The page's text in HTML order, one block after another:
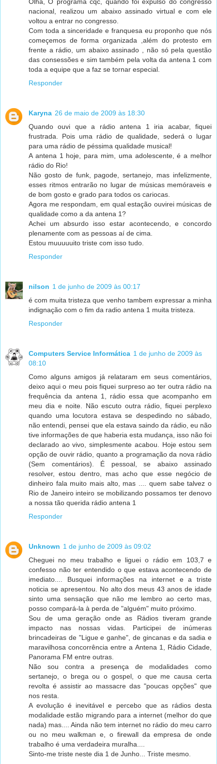
Olha, O programa cqc, quando foi expulso do congresso
nacional, realizou um abaixo assinado virtual e com ele
voltou a entrar no congresso.
Com toda a sinceridade e franquesa eu proponho que nós
começemos de forma organizada ,além do protesto em
frente a rádio, um abaixo assinado , não só pela questão
das consessões e sim também pela volta da antena 1 com
toda a equipe que a faz se tornar especial.
Responder
Karyna 26 de maio de 2009 às 18:30
Quando ouvi que a rádio antena 1 iria acabar, fiquei
frustrada. Pois uma rádio de qualidade, sederá o lugar
para uma rádio de péssima qualidade musical!
A antena 1 hoje, para mim, uma adolescente, é a melhor
rádio do Rio!
Não gosto de funk, pagode, sertanejo, mas infelizmente,
esses ritmos entrarão no lugar de músicas memóraveis e
de bom gosto e grado para todos os cariocas.
Agora me respondam, em qual estação ouvirei músicas de
qualidade como a da antena 1?
Achei um absurdo isso estar acontecendo, e concordo
plenamente com as pessoas aí de cima.
Estou muuuuuito triste com isso tudo.
Responder
nilson 1 de junho de 2009 às 00:17
é com muita tristeza que venho tambem expressar a minha
indignação com o fim da radio antena 1 muita tristeza.
Responder
Computers Service Informática 1 de junho de 2009 às
08:10
Como alguns amigos já relataram em seus comentários,
deixo aqui o meu pois fiquei surpreso ao ter outra rádio na
frequência da antena 1, rádio essa que acompanho em
meu dia e noite. Não escuto outra rádio, fiquei perplexo
quando uma locutora estava se despedindo no sábado,
não entendi, pensei que ela estava saindo da rádio, eu não
tive informações de que haberia esta mudança, isso não foi
declarado ao vivo, simplesmente acabou. Hoje estou sem
opção de ouvir rádio, quanto a programação da nova rádio
(Sem comentários). É pessoal, se abaixo assinado
resolver, estou dentro, mas acho que esse negócio de
dinheiro fala muito mais alto, mas .... quem sabe talvez o
Rio de Janeiro inteiro se mobilizando possamos ter denovo
a nossa tão querida rádio antena 1
Responder
Unknown 1 de junho de 2009 às 09:02
Cheguei no meu trabalho e liguei o rádio em 103,7 e
confesso não ter entendido o que estava acontecendo de
imediato.... Busquei informações na internet e a triste
noticia se apresentou. No alto dos meus 43 anos de idade
sinto uma sensação que não me lembro ao certo mas,
posso compará-la à perda de "alguém" muito próximo.
Sou de uma geração onde as Rádios tiveram grande
impacto nas nossas vidas. Participei de inúmeras
brincadeiras de "Ligue e ganhe", de gincanas e da sadia e
maravilhosa concorrência entre a Antena 1, Rádio Cidade,
Panorama FM entre outras.
Não sou contra a presença de modalidades como
sertanejo, o brega ou o gospel, o que me causa certa
revolta é assistir ao massacre das "poucas opções" que
nos resta.
A evolução é inevitável e percebo que as rádios desta
modalidade estão migrando para a internet (melhor do que
nada) mas.... Ainda não tem internet no rádio do meu carro
ou no meu walkman e, o firewall da empresa de onde
trabalho é uma verdadeira muralha....
Sinto-me triste neste dia 1 de Junho... Triste mesmo.